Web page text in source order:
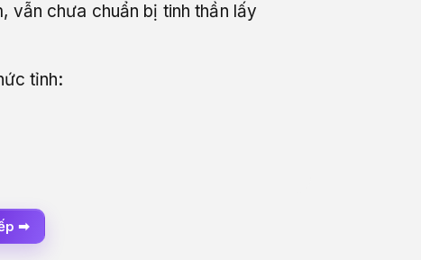
vẫn chưa chuẩn bị tinh thần lấy
tỉnh:
➡